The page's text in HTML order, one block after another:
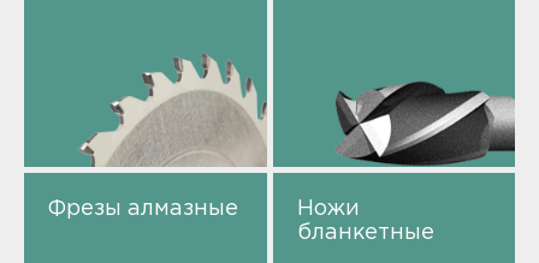
Фрезы алмазные
Ножи
бланкетные